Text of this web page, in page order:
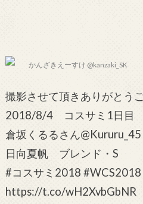
かんざきえーすけ @kanzaki_SK
撮影させて頂きありがとう
2018/8/4 コスサミ1日目
倉坂くるるさん@Kururu_45
日向夏帆 ブレンド・S
#コスサミ2018 #WCS2018
https://t.co/wH2XvbGbNR